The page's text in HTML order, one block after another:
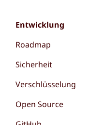
Entwicklung
Roadmap
Sicherheit
Verschlüsselung
Open Source